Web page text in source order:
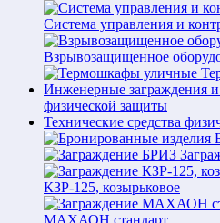
Система управления и
Взрывозащищенное
Инженерные заграждения и
физической защиты
Технические средства
КЗР-125, козырьковое
МАХАОН стандарт